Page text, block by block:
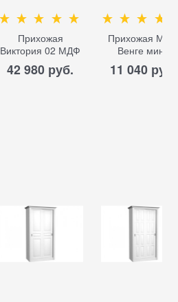
Прихожая
Виктория 02 МДФ
42 980 руб.
Прихожая МЛ-
Венге мини
11 040 руб.